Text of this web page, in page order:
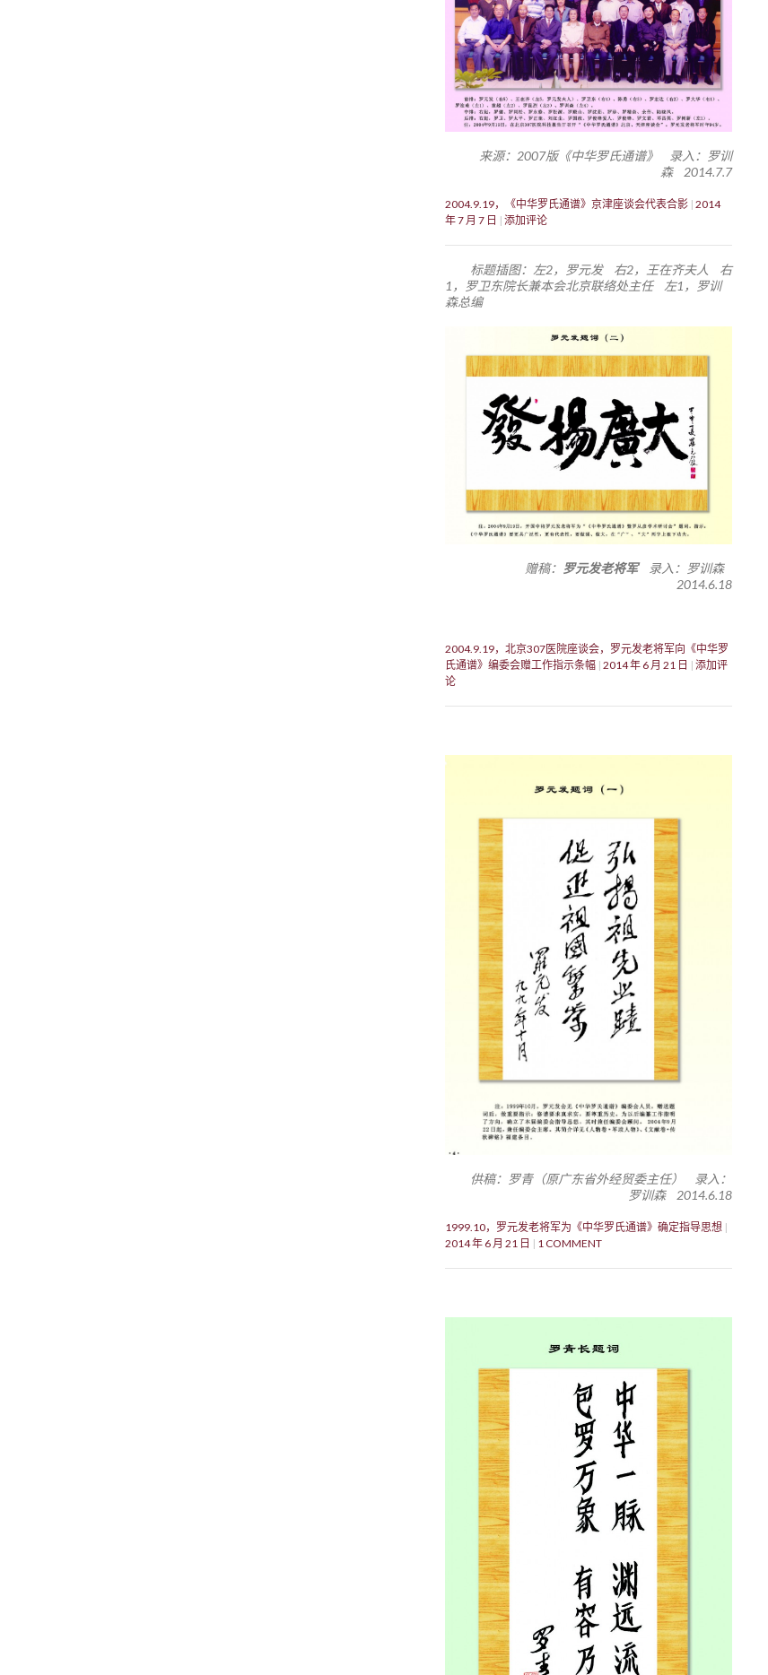
来源：2007版《中华罗氏通谱》 录入：罗训
森 2014.7.7
2004.9.19，《中华罗氏通谱》京津座谈会代表合影 2014
年 7 月 7 日
添加评论
标题插图：左2，罗元发 右2，王在齐夫人 右
1，罗卫东院长兼本会北京联络处主任 左1，罗训
森总编
赠稿： 罗元发老将军录入：罗训森
2014.6.18
2004.9.19，北京307医院座谈会，罗元发老将军向《中华罗
氏通谱》编委会赠工作指示条幅 2014 年 6 月 21 日
添加评
论
供稿：罗青（原广东省外经贸委主任） 录入：
罗训森 2014.6.18
1999.10，罗元发老将军为《中华罗氏通谱》确定指导思想
2014 年 6 月 21 日
1 COMMENT